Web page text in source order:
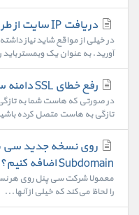
دریافت IP سایت از طریق Cpanel
آورید. به عنوان یک وبمستر
رفع خطای SSL دامنه سایت روی سی پنل
در صورتی که هاست شما به تازگی
تازگی به هاست متصل کرده
Subdomain اضافه کنیم؟
معمولا شرکت سی پنل روی هر
را لحاظ می‌کند که خیلی از آنها...